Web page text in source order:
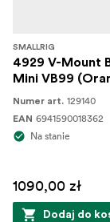
SMALLRIG
4929 V-Mount
Mini VB99
Numer art. 129140
EAN 6941590018362
Na stanie
1090,00 zł
Dodaj do